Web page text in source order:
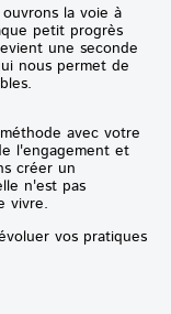
la voie à
petit progrès
une seconde
nous permet de
avec votre
l'engagement et
créer un
n'est pas
vivre.
vos pratiques